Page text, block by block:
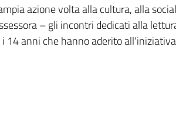
azione volta alla cultura, alla
– gli incontri dedicati alla
14 anni che hanno aderito